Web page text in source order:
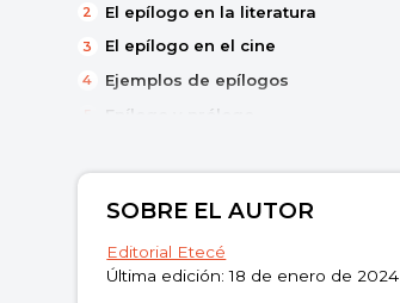
El epílogo en la literatura
El epílogo en el cine
Ejemplos de epílogos
Epílogo y prólogo
SOBRE EL AUTOR
Editorial Etecé
Última edición: 18 de enero de 2024